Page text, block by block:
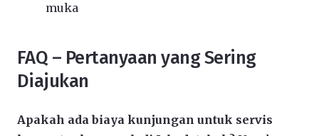
muka
FAQ – Pertanyaan yang Sering
Diajukan
Apakah ada biaya kunjungan untuk servis